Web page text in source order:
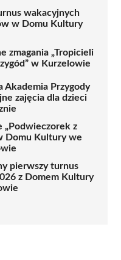
wakacyjnych
w Domu Kultury
zmagania „Tropicieli
w Kurzelowie
Akademia Przygody
zajęcia dla dzieci
„Podwieczorek z
Domu Kultury we
pierwszy turnus
z Domem Kultury